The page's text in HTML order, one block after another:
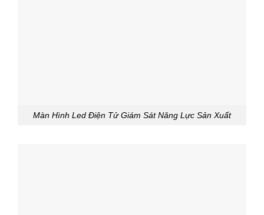
Màn Hình Led Điện Tử Giám Sát Năng Lực Sản Xuất